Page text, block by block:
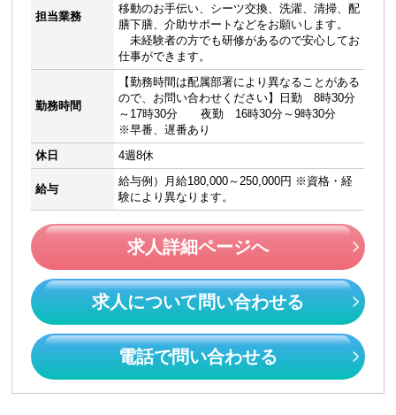
担当業務
移動のお手伝い、シーツ交換、洗濯、清掃、配
膳下膳、介助サポートなどをお願いします。
未経験者の方でも研修があるので安心してお
仕事ができます。
勤務時間
【勤務時間は配属部署により異なることがある
ので、お問い合わせください】日勤 8時30分
～17時30分 夜勤 16時30分～9時30分
※早番、遅番あり
休日
4週8休
給与
給与例）月給180,000～250,000円 ※資格・経
験により異なります。
求人詳細ページへ
求人について問い合わせる
電話で問い合わせる